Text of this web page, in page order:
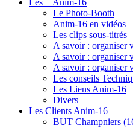
Le Photo-Booth
Anim-16 en vidéos
Les clips sous-titrés
A savoir : organiser
A savoir : organiser
A savoir : organiser
Les conseils
Les Liens Anim-16
Divers
Les Clients Anim-16
BUT Champniers